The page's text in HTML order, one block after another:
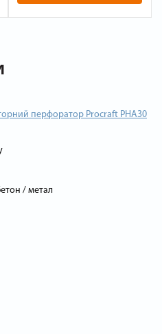
перфоратор Procraft PHA30
/ метал